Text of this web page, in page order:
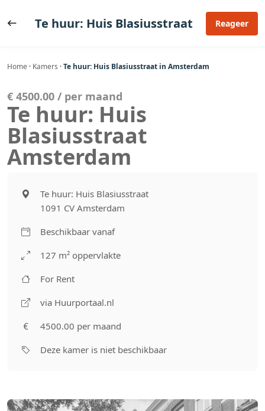
naar
Te huur: Huis Blasiusstraat Reageer
Home · Kamers ·Te huur: Huis Blasiusstraat in Amsterdam
€ 4500.00 / per maand
Te huur: Huis
Blasiusstraat
Amsterdam
Te huur: Huis Blasiusstraat
1091 CV Amsterdam
Beschikbaar vanaf
127 m² oppervlakte
For Rent
via Huurportaal.nl
4500.00 per maand
Deze kamer is niet beschikbaar